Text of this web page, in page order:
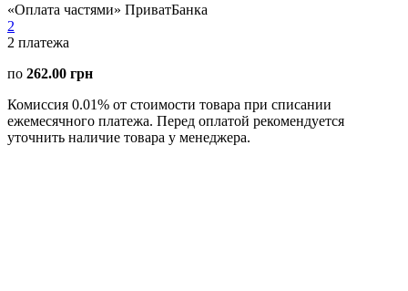
«Оплата частями» ПриватБанка
2
2 платежа
по 262.00 грн
Комиссия 0.01% от стоимости товара при списании
ежемесячного платежа. Перед оплатой рекомендуется
уточнить наличие товара у менеджера.